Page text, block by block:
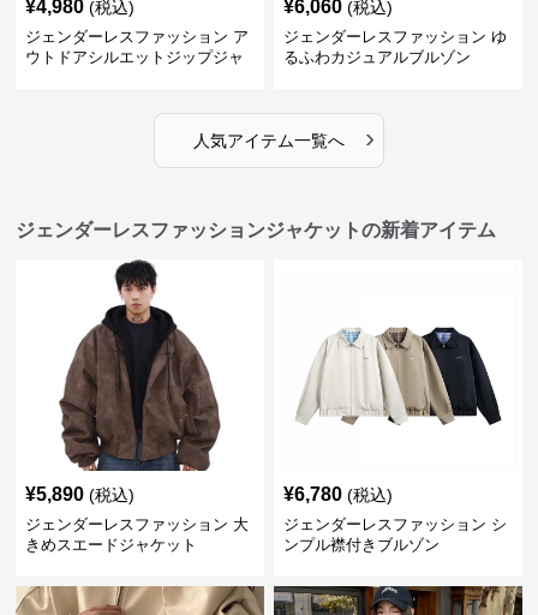
¥4,980 (税込)
ジェンダーレスファッション ア
ウトドアシルエットジップジャ
¥6,060 (税込)
ジェンダーレスファッション ゆ
るふわカジュアルブルゾン
人気アイテム一覧へ ›
ジェンダーレスファッションジャケットの新着アイテム
¥5,890 (税込)
ジェンダーレスファッション 大
きめスエードジャケット
¥6,780 (税込)
ジェンダーレスファッション シ
ンプル襟付きブルゾン